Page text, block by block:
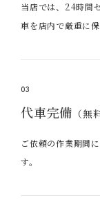
当店では、24時間
車を店内で厳重に保
03
代車完備 （無
ご依頼の作業期間
す。